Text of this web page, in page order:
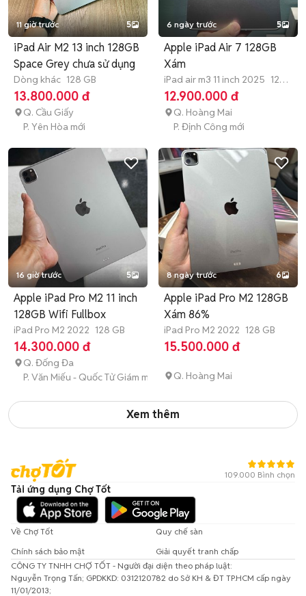
11 giờ trước 5
iPad Air M2 13 inch 128GB
Space Grey chưa sử dụng
Dòng khác 128 GB
13.800.000 đ
Q. Cầu Giấy
P. Yên Hòa mới
6 ngày trước 5
Apple iPad Air 7 128GB
Xám
iPad air m3 11 inch 2025 128
GB
12.900.000 đ
Q. Hoàng Mai
P. Định Công mới
16 giờ trước 5
Apple iPad Pro M2 11 inch
128GB Wifi Fullbox
iPad Pro M2 2022 128 GB
14.300.000 đ
Q. Đống Đa
P. Văn Miếu - Quốc Tử Giám mới
8 ngày trước 6
Apple iPad Pro M2 128GB
Xám 86%
iPad Pro M2 2022 128 GB
15.500.000 đ
Q. Hoàng Mai
Xem thêm
109.000 Bình chọn
Tải ứng dụng Chợ Tốt
Về Chợ Tốt
Quy chế sàn
Chính sách bảo mật
Giải quyết tranh chấp
CÔNG TY TNHH CHỢ TỐT - Người đại diện theo pháp luật:
Nguyễn Trọng Tấn; GPDKKD: 0312120782 do Sở KH & ĐT TP.HCM cấp ngày
11/01/2013;